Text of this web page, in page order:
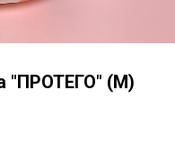
"ПРОТЕГО" (М)